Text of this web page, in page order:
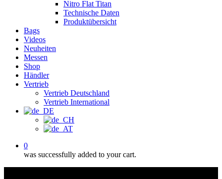
Nitro Flat Titan
Technische Daten
Produktübersicht
Bags
Videos
Neuheiten
Messen
Shop
Händler
Vertrieb
Vertrieb Deutschland
Vertrieb International
0
was successfully added to your cart.